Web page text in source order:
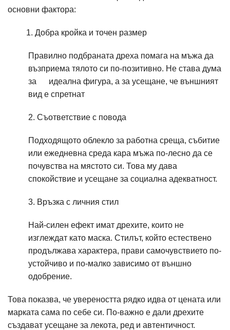
основни фактора:
1. Добра кройка и точен размер
Правилно подбраната дреха помага на мъжа да
възприема тялото си по-позитивно. Не става дума
за идеална фигура, а за усещане, че външният
вид е спретнат
2. Съответствие с повода
Подходящото облекло за работна среща, събитие
или ежедневна среда кара мъжа по-лесно да се
почувства на мястото си. Това му дава
спокойствие и усещане за социална адекватност.
3. Връзка с личния стил
Най-силен ефект имат дрехите, които не
изглеждат като маска. Стилът, който естествено
продължава характера, прави самочувствието по-
устойчиво и по-малко зависимо от външно
одобрение.
Това показва, че увереността рядко идва от цената или
марката сама по себе си. По-важно е дали дрехите
създават усещане за лекота, ред и автентичност.